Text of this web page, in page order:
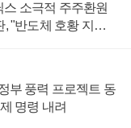
소극적 주주환원
, "반도체 호황 지속
부 풍력 프로젝트 동
명령 내려